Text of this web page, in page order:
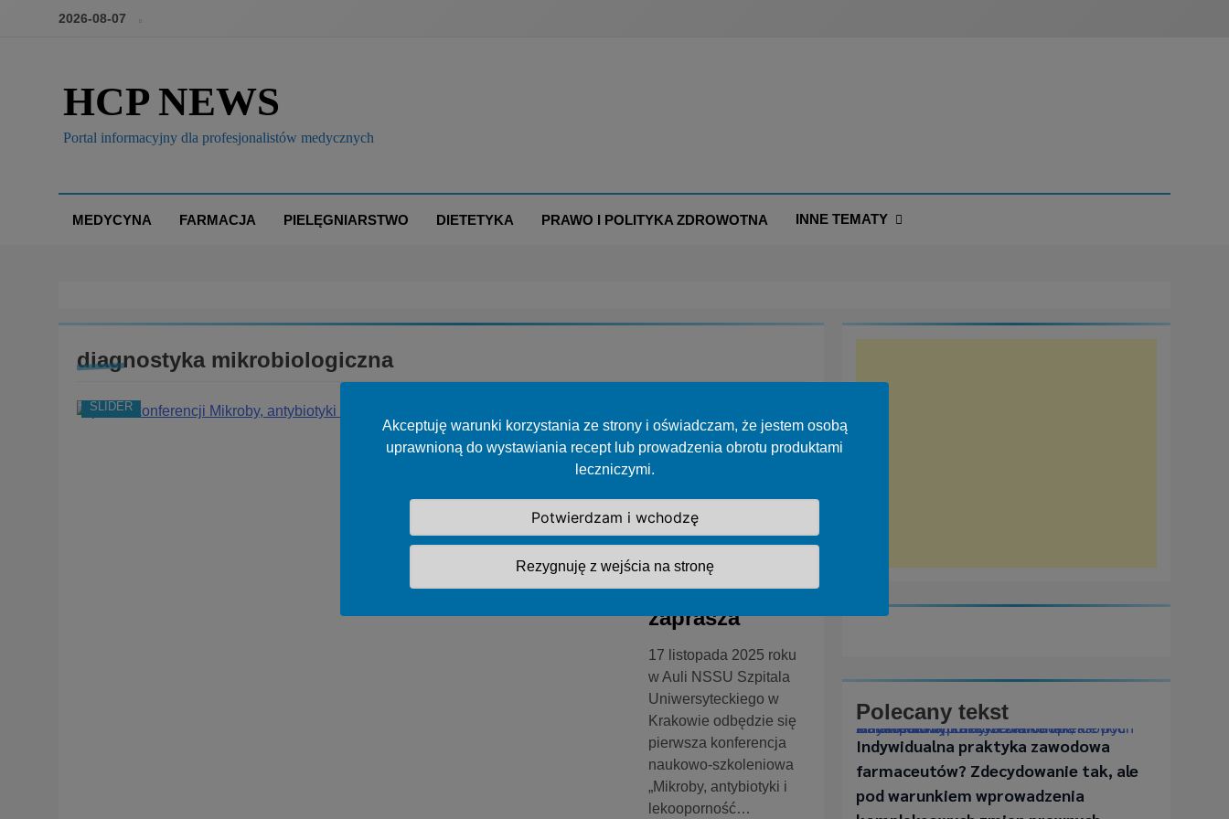
2026-08-07
HCP NEWS
Portal informacyjny dla profesjonalistów medycznych
MEDYCYNA FARMACJA PIELĘGNIARSTWO DIETETYKA PRAWO I POLITYKA ZDROWOTNA INNE TEMATY
Akceptuję warunki korzystania ze strony i oświadczam, że jestem osobą
uprawnioną do wystawiania recept lub prowadzenia obrotu produktami
leczniczymi.
Potwierdzam i wchodzę
Rezygnuję z wejścia na stronę
diagnostyka mikrobiologiczna
KONFERENCJE, SZKOLENIA
POLECANY ARTYKUŁ
SLIDER
Konferencja
„Mikroby,
antybiotyki i
pod kontrolą”
– Szpital
Uniwersytecki
w Krakowie
zaprasza
17 listopada 2025 roku
w Auli NSSU Szpitala
Uniwersyteckiego w
Krakowie odbędzie się
pierwsza konferencja
naukowo-szkoleniowa
„Mikroby, antybiotyki i
lekooporność…
Polecany tekst
Indywidualna praktyka zawodowa farmaceutów? Zdecydowanie tak, ale pod warunkiem wprowadzenia kompleksowych zmian prawnych
Indywidualna praktyka zawodowa
farmaceutów? Zdecydowanie tak, ale
pod warunkiem wprowadzenia